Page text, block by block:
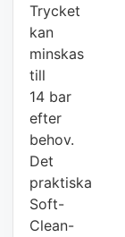
Trycket
kan
minskas
till
14 bar
efter
behov.
Det
praktiska
Soft-
Clean-